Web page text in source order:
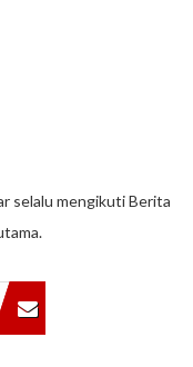
selalu mengikuti Berita